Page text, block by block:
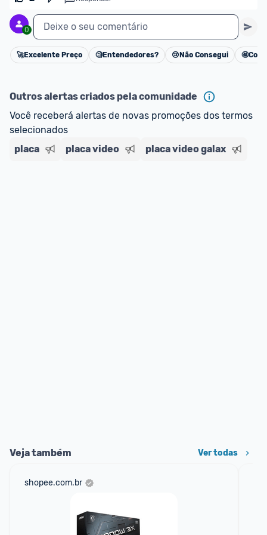
0 Deixe o seu comentário
Cancelar
🚀Excelente Preço 🧐Entendedores? 😢 Não Consegui 🤩
Outros alertas criados pela comunidade
Você receberá alertas de novas promoções dos termos
selecionados
placa
placa video placa video galax
Veja também Ver todas
shopee.com.br